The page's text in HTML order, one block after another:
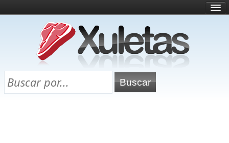
¿Qué es esto?
Directorio
Chuletas para exámenes